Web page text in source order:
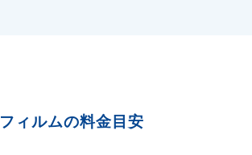
フィルムの料金目安